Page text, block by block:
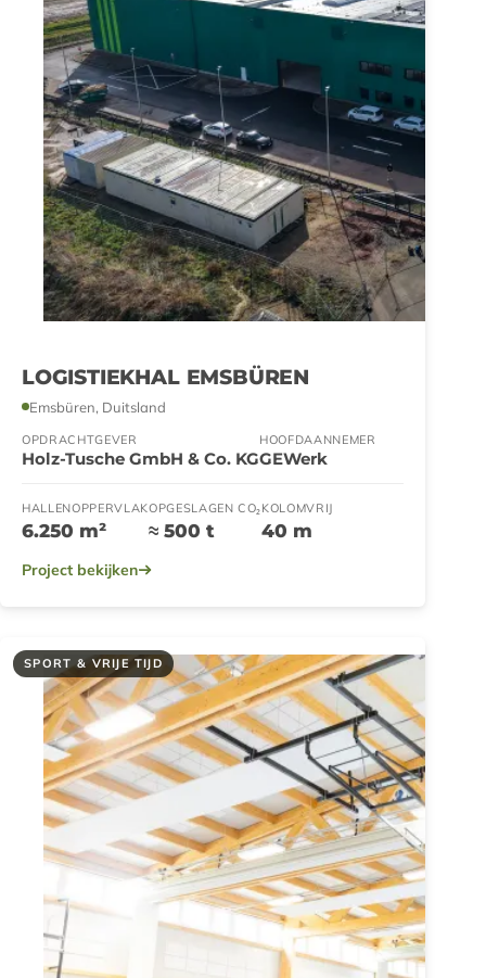
LOGISTIEKHAL EMSBÜREN
Emsbüren, Duitsland
OPDRACHTGEVER
Holz-Tusche GmbH & Co. KG
HOOFDAANNEMER
GEWerk
HALLENOPPERVLAK
6.250 m²
OPGESLAGEN CO₂
≈ 500 t
KOLOMVRIJ
40 m
Project bekijken
SPORT & VRIJE TIJD